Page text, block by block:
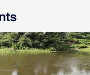
précontraint, Winsen